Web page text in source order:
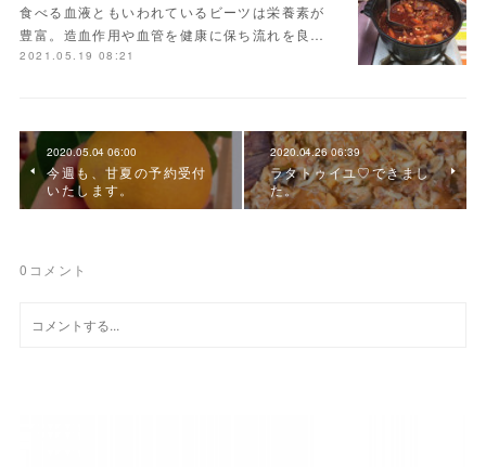
食べる血液ともいわれているビーツは栄養素が
豊富。造血作用や血管を健康に保ち流れを良…
2021.05.19 08:21
2020.05.04 06:00
今週も、甘夏の予約受付
いたします。
2020.04.26 06:39
ラタトゥイユ♡できまし
た。
0 コメント